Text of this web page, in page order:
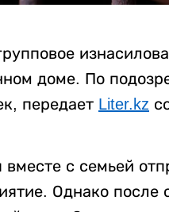
доме. По
передает Liter.kz
с семьей
Однако после